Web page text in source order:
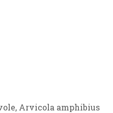
Arvicola amphibius